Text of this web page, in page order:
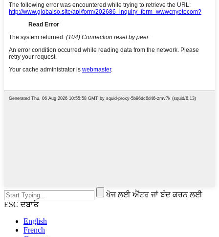
ਖੋਜ ਲਈ ਐਂਟਰ ਜਾਂ ਬੰਦ ਕਰਨ ਲਈ
ESC ਦਬਾਓ
English
French